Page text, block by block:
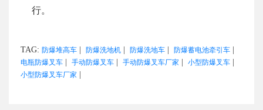
行。
TAG: 防爆堆高车 防爆洗地机 防爆洗地车 防爆蓄电池牵引车
电瓶防爆叉车 手动防爆叉车 手动防爆叉车厂家 小型防爆叉车
小型防爆叉车厂家